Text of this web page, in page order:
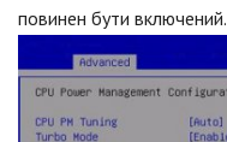
повинен бути включений.